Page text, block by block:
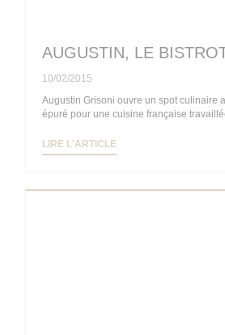
AUGUSTIN, LE
10/02/2015
Augustin Grisoni ouvre un spot culinaire
épuré pour une cuisine française
LIRE L'ARTICLE